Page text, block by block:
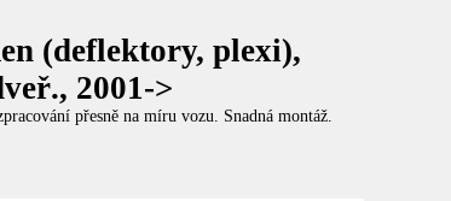
(deflektory, plexi),
2001->
přesně na míru vozu. Snadná montáž.